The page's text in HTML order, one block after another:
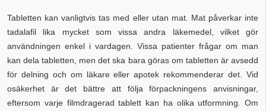
Tabletten kan vanligtvis tas med eller utan mat. Mat påverkar inte
tadalafil lika mycket som vissa andra läkemedel, vilket gör
användningen enkel i vardagen. Vissa patienter frågar om man
kan dela tabletten, men det ska bara göras om tabletten är avsedd
för delning och om läkare eller apotek rekommenderar det. Vid
osäkerhet är det bättre att följa förpackningens anvisningar,
eftersom varje filmdragerad tablett kan ha olika utformning. Om